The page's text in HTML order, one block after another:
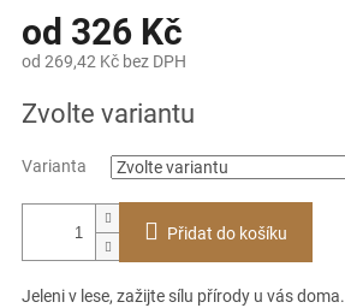
od 326 Kč
od 269,42 Kč bez DPH
cena:
Zvolte variantu
Varianta
Přidat do košíku
Jeleni v lese, zažijte sílu přírody u vás doma.